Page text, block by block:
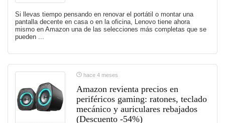
Si llevas tiempo pensando en renovar el portátil o montar una
pantalla decente en casa o en la oficina, Lenovo tiene ahora
mismo en Amazon una de las selecciones más completas que se
pueden ...
hace 4 meses
Amazon revienta precios en
periféricos gaming: ratones, teclado
mecánico y auriculares rebajados
(Descuento -54%)